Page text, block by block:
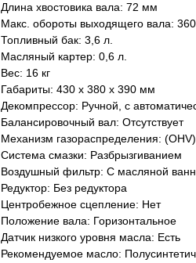
Длина хвостовика вала: 72 мм
Макс. обороты выходящего вала:
Топливный бак: 3,6 л.
Масляный картер: 0,6 л.
Вес: 16 кг
Габариты: 430 x 380 x 390 мм
Декомпрессор: Ручной, с
Балансировочный вал: Отсутствует
Механизм газораспределения:
Система смазки: Разбрызгиванием
Воздушный фильтр: С масляной
Редуктор: Без редуктора
Центробежное сцепление: Нет
Положение вала: Горизонтальное
Датчик низкого уровня масла: Есть
Рекомендуемое масло: